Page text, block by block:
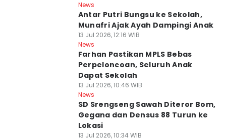
News
Antar Putri Bungsu ke Sekolah,
Munafri Ajak Ayah Dampingi Anak
13 Jul 2026, 12:16 WIB
News
Farhan Pastikan MPLS Bebas
Perpeloncoan, Seluruh Anak
Dapat Sekolah
13 Jul 2026, 10:46 WIB
News
SD Srengseng Sawah Diteror Bom,
Gegana dan Densus 88 Turun ke
Lokasi
13 Jul 2026, 10:34 WIB